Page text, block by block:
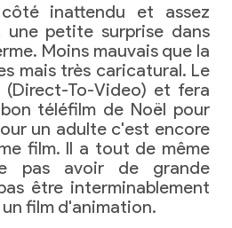
inattendu et assez
une petite surprise dans
Moins mauvais que la
mais très caricatural. Le
To-Video) et fera
téléfilm de Noël pour
un adulte c'est encore
film. Il a tout de même
pas avoir de grande
être interminablement
film d'animation.